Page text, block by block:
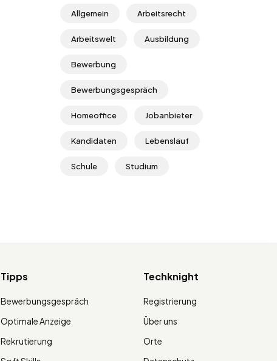
Allgemein Arbeitsrecht
Arbeitswelt Ausbildung
Bewerbung
Bewerbungsgespräch
Homeoffice Jobanbieter
Kandidaten Lebenslauf
Schule Studium
Tipps
Bewerbungsgespräch
Optimale Anzeige
Rekrutierung
Techknight
Registrierung
Über uns
Orte